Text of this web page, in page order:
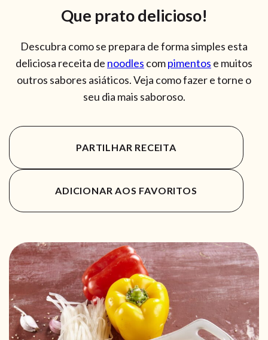
Que prato delicioso!
Descubra como se prepara de forma simples esta
deliciosa receita de noodles compimentos e muitos
outros sabores asiáticos. Veja como fazer e torne o
seu dia mais saboroso.
PARTILHAR RECEITA
ADICIONAR AOS FAVORITOS